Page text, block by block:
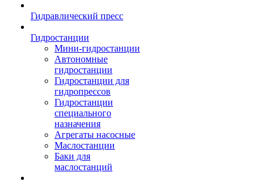
Гидравлический пресс
Гидростанции
Мини-гидростанции
Автономные
гидростанции
Гидростанции для
гидропрессов
Гидростанции
специального
назначения
Агрегаты насосные
Маслостанции
Баки для
маслостанций